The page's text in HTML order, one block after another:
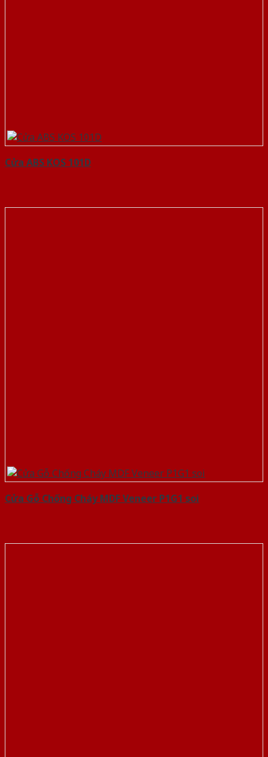
Cửa ABS KOS 101D
Cửa Gỗ Chống Cháy MDF Veneer P1G1 soi